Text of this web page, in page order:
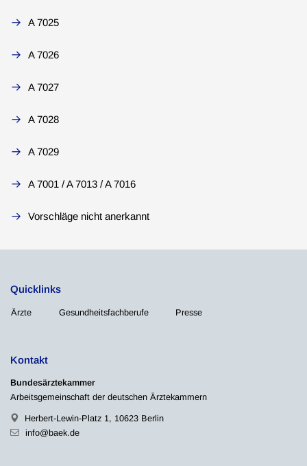
A 7025
A 7026
A 7027
A 7028
A 7029
A 7001 / A 7013 / A 7016
Vorschläge nicht anerkannt
Quicklinks
Ärzte Gesundheitsfachberufe Presse
Kontakt
Bundesärztekammer
Arbeitsgemeinschaft der deutschen Ärztekammern
Herbert-Lewin-Platz 1, 10623 Berlin
info@baek.de